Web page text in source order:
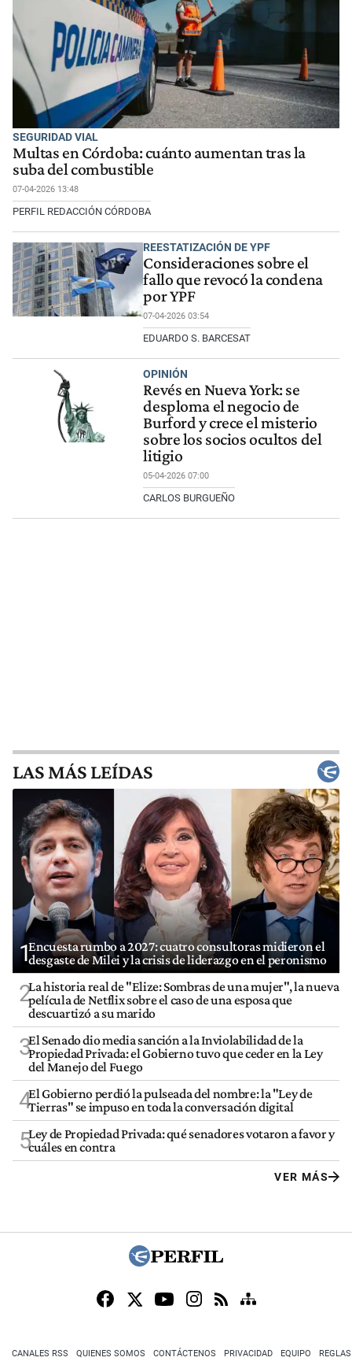
SEGURIDAD VIAL
Multas en Córdoba: cuánto aumentan tras la
suba del combustible
07-04-2026 13:48
PERFIL REDACCIÓN CÓRDOBA
REESTATIZACIÓN DE YPF
Consideraciones sobre el
fallo que revocó la condena
por YPF
07-04-2026 03:54
EDUARDO S. BARCESAT
OPINIÓN
Revés en Nueva York: se
desploma el negocio de
Burford y crece el misterio
sobre los socios ocultos del
litigio
05-04-2026 07:00
CARLOS BURGUEÑO
LAS MÁS LEÍDAS
1Encuesta rumbo a 2027: cuatro consultoras midieron el
desgaste de Milei y la crisis de liderazgo en el peronismo
2La historia real de "Elize: Sombras de una mujer", la nueva
película de Netflix sobre el caso de una esposa que
descuartizó a su marido
3El Senado dio media sanción a la Inviolabilidad de la
Propiedad Privada: el Gobierno tuvo que ceder en la Ley
del Manejo del Fuego
4El Gobierno perdió la pulseada del nombre: la "Ley de
Tierras" se impuso en toda la conversación digital
5Ley de Propiedad Privada: qué senadores votaron a favor y
cuáles en contra
VER MÁS
CANALES RSS QUIENES SOMOS CONTÁCTENOS PRIVACIDAD EQUIPO